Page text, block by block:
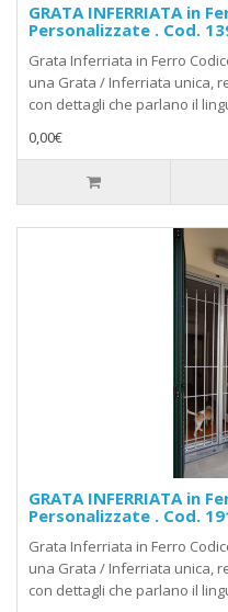
GRATA INFERRIATA in
Personalizzate . Cod.
Grata Inferriata in Ferro
una Grata / Inferriata unica,
con dettagli che parlano il
0,00€
GRATA INFERRIATA in
Personalizzate . Cod.
Grata Inferriata in Ferro
una Grata / Inferriata unica,
con dettagli che parlano il